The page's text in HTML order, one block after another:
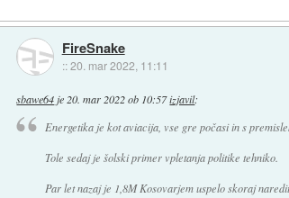
FireSnake
::20. mar 2022, 11:11
sbawe64je20. mar 2022 ob 10:57izjavil:
Energetika je kot aviacija, vse gre počasi in s
Tole sedaj je šolski primer vpletanja politike tehniko.
Par let nazaj je 1,8M Kosovarjem uspelo skoraj